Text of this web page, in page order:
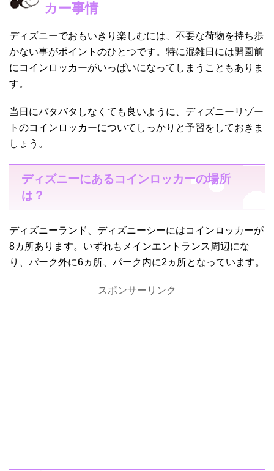
カー事情
ディズニーでおもいきり楽しむには、不要な荷物を持ち歩
かない事がポイントのひとつです。特に混雑日には開園前
にコインロッカーがいっぱいになってしまうこともありま
す。
当日にバタバタしなくても良いように、ディズニーリゾー
トのコインロッカーについてしっかりと予習をしておきま
しょう。
ディズニーにあるコインロッカーの場所
は？
ディズニーランド、ディズニーシーにはコインロッカーが
8カ所あります。いずれもメインエントランス周辺にな
り、パーク外に6ヵ所、パーク内に2ヵ所となっています。
スポンサーリンク